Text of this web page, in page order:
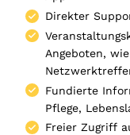
Direkter
Angeboten,
Fundierte
Pflege,
Freier Zugriff